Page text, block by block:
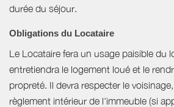
durée du séjour.
Obligations du Locataire
Le Locataire fera un usage paisible du
entretiendra le logement loué et le
propreté. Il devra respecter le
règlement intérieur de l'immeuble (si